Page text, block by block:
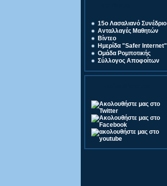
15o Λασαλιανό Συνέδριο
Ανταλλαγές Μαθητών
Βίντεο
Ημερίδα "Safer Internet"
Ομάδα Ρομποτικής
Σύλλογος Αποφοίτων